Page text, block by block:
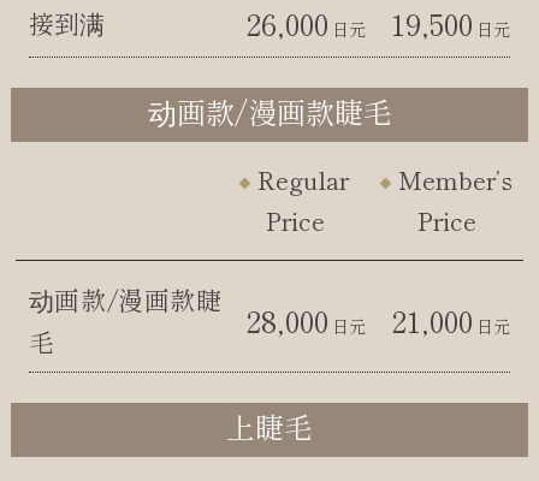
接到满 26,000 日元 19,500 日元
动画款/漫画款睫毛
Regular
Price
Member’s
Price
动画款/漫画款睫
毛
28,000 日元 21,000 日元
上睫毛